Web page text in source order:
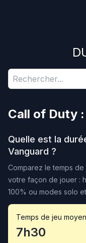
Call of Duty
Quelle est la
Vanguard ?
Comparez le temps de
votre façon de jouer :
100% ou modes solo
Temps de jeu moyen
7h30